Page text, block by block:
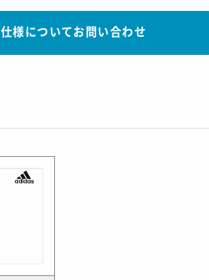
様についてお問い合わせ